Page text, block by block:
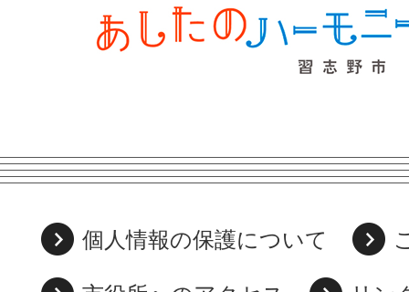
個人情報の保護について